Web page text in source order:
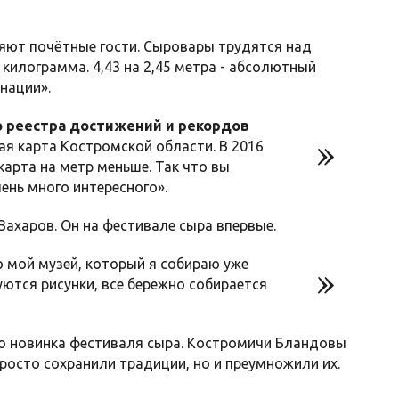
почётные гости. Сыровары трудятся над
4,43 на 2,45 метра - абсолютный
достижений и рекордов
карта Костромской области. В 2016
на метр меньше. Так что вы
много интересного».
Он на фестивале сыра впервые.
мой музей, который я собираю уже
рисунки, все бережно собирается
новинка фестиваля сыра. Костромичи Бландовы
сохранили традиции, но и преумножили их.